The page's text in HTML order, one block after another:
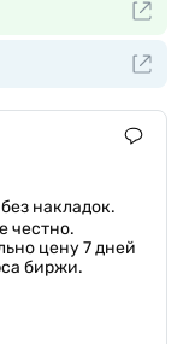
накладок.
честно.
цену 7 дней
биржи.